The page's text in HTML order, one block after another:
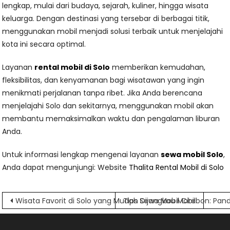
lengkap, mulai dari budaya, sejarah, kuliner, hingga wisata
keluarga. Dengan destinasi yang tersebar di berbagai titik,
menggunakan mobil menjadi solusi terbaik untuk menjelajahi
kota ini secara optimal.
Layanan rental mobil di Solo memberikan kemudahan,
fleksibilitas, dan kenyamanan bagi wisatawan yang ingin
menikmati perjalanan tanpa ribet. Jika Anda berencana
menjelajahi Solo dan sekitarnya, menggunakan mobil akan
membantu memaksimalkan waktu dan pengalaman liburan
Anda.
Untuk informasi lengkap mengenai layanansewa mobil Solo,
Anda dapat mengunjungi: Website Thalita Rental Mobil di Solo
Navigasi
Wisata Favorit di Solo yang Mudah Dijangkau Mobil
Tips Sewa Mobil Cirebon: